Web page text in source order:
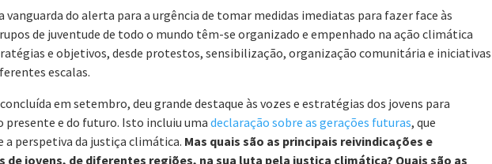
vanguarda do alerta para a urgência de tomar medidas imediatas para fazer face às
de juventude de todo o mundo têm-se organizado e empenhado na ação climática
e objetivos, desde protestos, sensibilização, organização comunitária e iniciativas
escalas.
em setembro, deu grande destaque às vozes e estratégias dos jovens para
presente e do futuro. Isto incluiu umadeclaração sobre as gerações futuras, que
perspetiva da justiça climática. Mas quais são as principais reivindicações e
de jovens, de diferentes regiões, na sua luta pela justiça climática? Quais são as